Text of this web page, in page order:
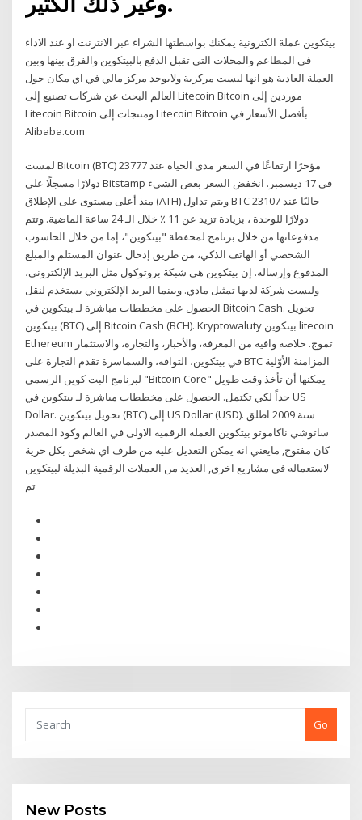
بيتكوين عملة الكترونية يمكنك بواسطتها الشراء عبر الانترنت او عند الاداء
في المطاعم والمحلات التي تقبل الدفع بالبيتكوين والفرق بينها وبين
العملة العادية هو انها ليست مركزية ولايوجد مركز مالي في اي مكان حول
العالم البحث عن شركات تصنيع إلى Litecoin Bitcoin موردين إلى
Litecoin Bitcoin ومنتجات إلى Litecoin Bitcoin بأفضل الأسعار في
Alibaba.com
لمست Bitcoin (BTC) مؤخرًا ارتفاعًا في السعر مدى الحياة عند 23777
دولارًا مسجلًا على Bitstamp في 17 ديسمبر. انخفض السعر بعض الشيء
منذ أعلى مستوى على الإطلاق (ATH) ويتم تداول BTC حاليًا عند 23107
دولارًا للوحدة ، بزيادة تزيد عن 11 ٪ خلال الـ 24 ساعة الماضية. وتتم
مدفوعاتها من خلال برنامج لمحفظة "بيتكوين"، إما من خلال الحاسوب
الشخصي أو الهاتف الذكي، من طريق إدخال عنوان المستلم والمبلغ
المدفوع وإرساله. إن بيتكوين هي شبكة بروتوكول مثل البريد الإلكتروني،
وليست شركة لديها تمثيل مادي. وبينما البريد الإلكتروني يستخدم لنقل
الحصول على مخططات مباشرة لـ بيتكوين في Bitcoin Cash. تحويل
بيتكوين (BTC) إلى Bitcoin Cash (BCH). Kryptowaluty بيتكوين litecoin
Ethereum تموج. خلاصة وافية من المعرفة، والأخبار، والتجارة، والاستثمار
في بيتكوين، التوافه، والسماسرة تقدم التجارة على BTC المزامنة الأوّلية
لبرنامج البت كوين الرسمي "Bitcoin Core" يمكنها أن تأخذ وقت طويل
جداً لكي تكتمل. الحصول على مخططات مباشرة لـ بيتكوين في US
Dollar. تحويل بيتكوين (BTC) إلى US Dollar (USD). سنة 2009 اطلق
ساتوشي ناكاموتو بيتكوين العملة الرقمية الاولى في العالم وكود المصدر
كان مفتوح, مايعني انه يمكن التعديل عليه من طرف اي شخص بكل حرية
لاستعماله في مشاريع اخرى, العديد من العملات الرقمية البديلة لبيتكوين
تم
Go
New Posts